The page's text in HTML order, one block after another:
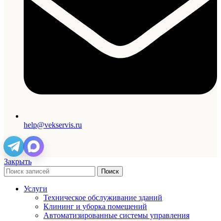
help@vekservis.ru
Закрыть
Поиск
Услуги
Техническое обслуживание зданий
Клининг и уборка помещений
Автоматизированные системы управления